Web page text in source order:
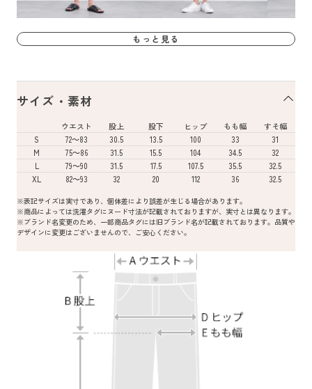
もっと見る
サイズ・素材
ウエスト 股上 股下 ヒップ もも幅
すそ幅
S
72～83 30.5 13.5 100 33
31
M
75～86 31.5 15.5 104 34.5
32
L
79～90 31.5 17.5 107.5 35.5
32.5
XL
82～93 32 20 112 36 32.5
※表記サイズは実寸であり、個体差により誤差が生じる場合があります。
※商品によっては洗濯タグにヌード寸法が記載されておりますが、実寸とは異なります。
※ブランド名変更のため、一部商品タグには旧ブランド名が記載されております。品質や
デザインに変更はございませんので、ご安心ください。